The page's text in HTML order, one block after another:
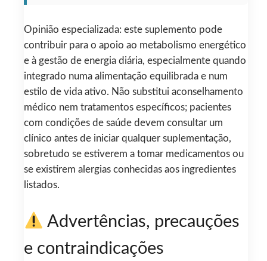
Opinião especializada: este suplemento pode
contribuir para o apoio ao metabolismo energético
e à gestão de energia diária, especialmente quando
integrado numa alimentação equilibrada e num
estilo de vida ativo. Não substitui aconselhamento
médico nem tratamentos específicos; pacientes
com condições de saúde devem consultar um
clínico antes de iniciar qualquer suplementação,
sobretudo se estiverem a tomar medicamentos ou
se existirem alergias conhecidas aos ingredientes
listados.
Advertências, precauções
e contraindicações